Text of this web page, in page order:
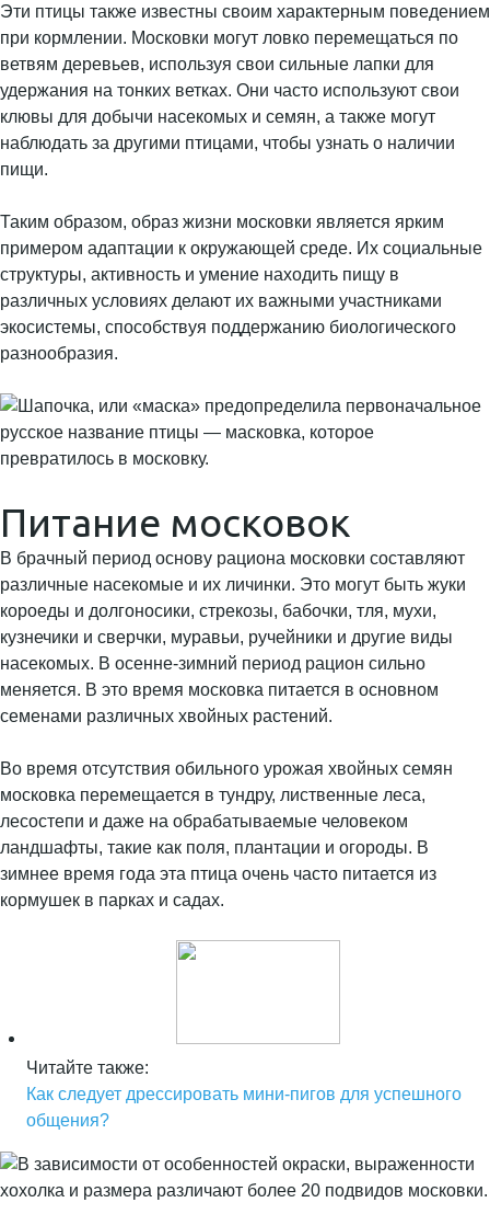
Эти птицы также известны своим характерным поведением
при кормлении. Московки могут ловко перемещаться по
ветвям деревьев, используя свои сильные лапки для
удержания на тонких ветках. Они часто используют свои
клювы для добычи насекомых и семян, а также могут
наблюдать за другими птицами, чтобы узнать о наличии
пищи.
Таким образом, образ жизни московки является ярким
примером адаптации к окружающей среде. Их социальные
структуры, активность и умение находить пищу в
различных условиях делают их важными участниками
экосистемы, способствуя поддержанию биологического
разнообразия.
Питание московок
В брачный период основу рациона московки составляют
различные насекомые и их личинки. Это могут быть жуки
короеды и долгоносики, стрекозы, бабочки, тля, мухи,
кузнечики и сверчки, муравьи, ручейники и другие виды
насекомых. В осенне-зимний период рацион сильно
меняется. В это время московка питается в основном
семенами различных хвойных растений.
Во время отсутствия обильного урожая хвойных семян
московка перемещается в тундру, лиственные леса,
лесостепи и даже на обрабатываемые человеком
ландшафты, такие как поля, плантации и огороды. В
зимнее время года эта птица очень часто питается из
кормушек в парках и садах.
Читайте также:
Как следует дрессировать мини-пигов для успешного
общения?